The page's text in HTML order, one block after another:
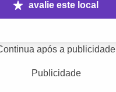
avalie este local
após a publicidade
Publicidade